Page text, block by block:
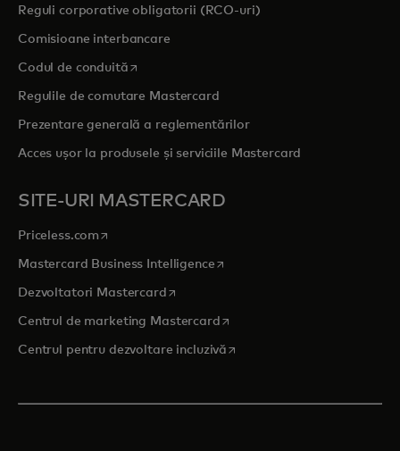
Reguli corporative obligatorii (RCO-uri)
Comisioane interbancare
Codul de conduităopens in a new tab
Regulile de comutare Mastercard
Prezentare generală a reglementărilor
Acces ușor la produsele și serviciile Mastercard
SITE-URI MASTERCARD
Priceless.com opens in a new tab
Mastercard Business Intelligenceopens in a new tab
Dezvoltatori Mastercardopens in a new tab
Centrul de marketing Mastercardopens in a new tab
Centrul pentru dezvoltare incluzivă opens in a new tab